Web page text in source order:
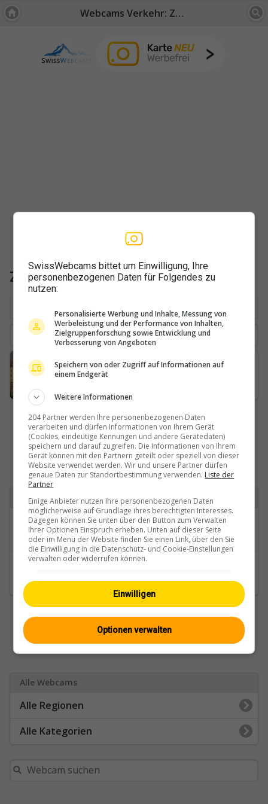
Webcams Verkehr: Zürich
Zürich: Verkehr
Winterthur
Jonas-Furrer-Denkmal-Museumstrasse
Zurück zu
Kategorien
Zürich
Regionen
Verkehr
Alle Webcams
Alle Regionen
Alle Kategorien
SwissWebcams bittet um Einwilligung, Ihre
personenbezogenen Daten für Folgendes zu
nutzen:
Personalisierte Werbung und Inhalte, Messung von
Werbeleistung und der Performance von Inhalten,
Zielgruppenforschung sowie Entwicklung und
Verbesserung von Angeboten
Speichern von oder Zugriff auf Informationen auf
einem Endgerät
Weitere Informationen
204 Partner werden Ihre personenbezogenen Daten
verarbeiten und dürfen Informationen von Ihrem Gerät
(Cookies, eindeutige Kennungen und andere Gerätedaten)
speichern und darauf zugreifen. Die Informationen von Ihrem
Gerät können mit den Partnern geteilt oder speziell von dieser
Website verwendet werden. Wir und unsere Partner dürfen
genaue Daten zur Standortbestimmung verwenden. Liste der
Partner
Einige Anbieter nutzen Ihre personenbezogenen Daten
möglicherweise auf Grundlage ihres berechtigten Interesses.
Dagegen können Sie unten über den Button zum Verwalten
Ihrer Optionen Einspruch erheben. Unten auf dieser Seite
oder im Menü der Website finden Sie einen Link, über den Sie
die Einwilligung in die Datenschutz- und Cookie-Einstellungen
verwalten oder widerrufen können.
Einwilligen
Optionen verwalten